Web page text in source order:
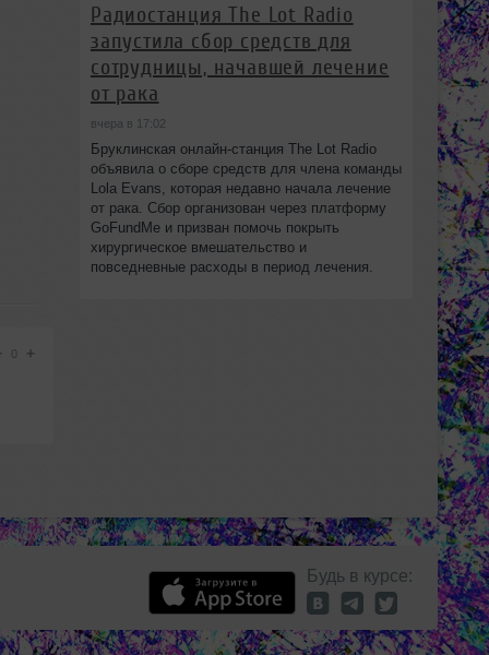
0 +
Радиостанция The Lot Radio
запустила сбор средств для
сотрудницы, начавшей лечение
от рака
вчера в 17:02
Бруклинская онлайн-станция The Lot Radio
объявила о сборе средств для члена команды
Lola Evans, которая недавно начала лечение
от рака. Сбор организован через платформу
GoFundMe и призван помочь покрыть
хирургическое вмешательство и
повседневные расходы в период лечения.
Будь в курсе: